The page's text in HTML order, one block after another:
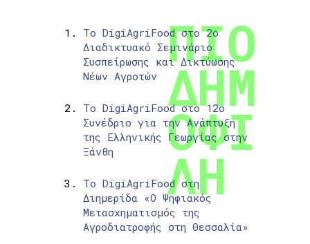
Το DigiAgriFood στο 2ο
Διαδικτυακό Σεμινάριο
Συσπείρωσης και Δικτύωσης
Νέων Αγροτών
Το DigiAgriFood στο 12ο
Συνέδριο για την Ανάπτυξη
της Ελληνικής Γεωργίας στην
Ξάνθη
Το DigiAgriFood στη
Διημερίδα «Ο Ψηφιακός
Μετασχηματισμός της
Αγροδιατροφής στη Θεσσαλία»